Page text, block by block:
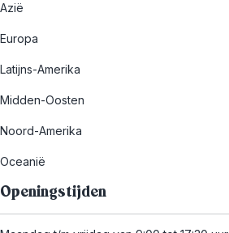
Azië
Europa
Latijns-Amerika
Midden-Oosten
Noord-Amerika
Oceanië
Openingstijden